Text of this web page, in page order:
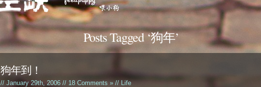
Posts Tagged ‘狗年’
狗年到！
// January 29th, 2006 // 18 Comments »// Life